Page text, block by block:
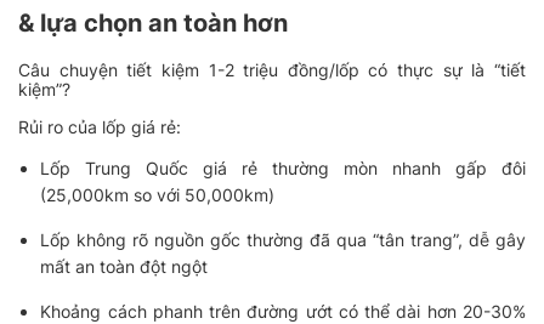
& lựa chọn an toàn hơn
Câu chuyện tiết kiệm 1-2 triệu đồng/lốp có thực sự là “tiết
kiệm”?
Rủi ro của lốp giá rẻ:
Lốp Trung Quốc giá rẻ thường mòn nhanh gấp đôi
(25,000km so với 50,000km)
Lốp không rõ nguồn gốc thường đã qua “tân trang”, dễ gây
mất an toàn đột ngột
Khoảng cách phanh trên đường ướt có thể dài hơn 20-30%